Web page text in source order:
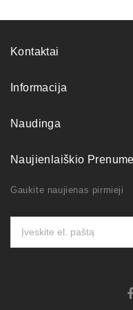
Kontaktai
Informacija
Naudinga
Naujienlaiškio
Gaukite naujienas pirmieji